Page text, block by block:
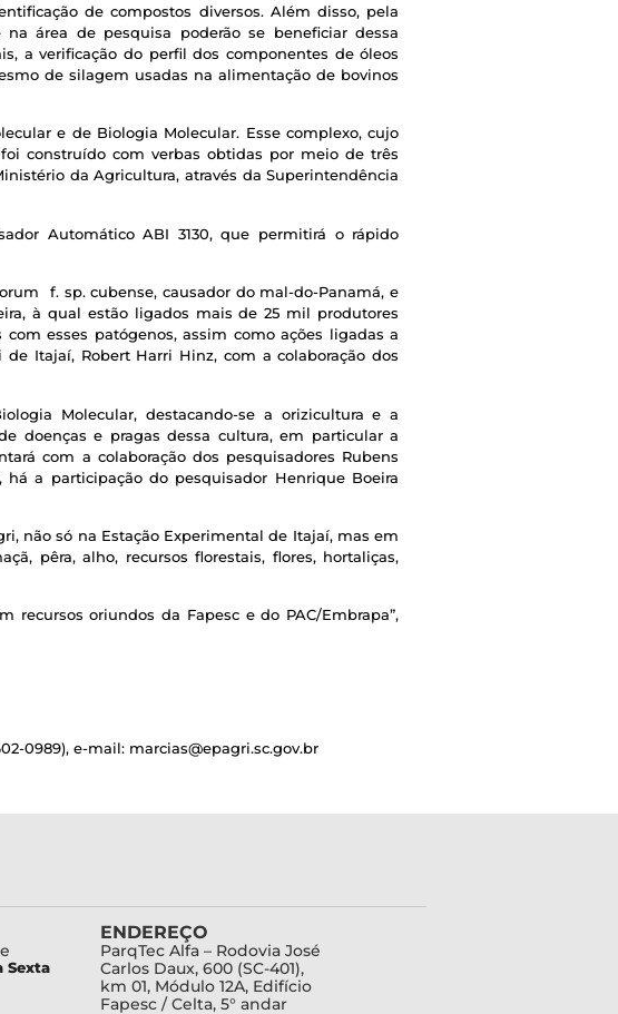
de compostos diversos. Além disso, pela
área de pesquisa poderão se beneficiar dessa
a verificação do perfil dos componentes de óleos
de silagem usadas na alimentação de bovinos
e de Biologia Molecular. Esse complexo, cujo
construído com verbas obtidas por meio de três
da Agricultura, através da Superintendência
Automático ABI 3130, que permitirá o rápido
f. sp. cubense, causador do mal-do-Panamá, e
à qual estão ligados mais de 25 mil produtores
esses patógenos, assim como ações ligadas a
Itajaí, Robert Harri Hinz, com a colaboração dos
Molecular, destacando-se a orizicultura e a
doenças e pragas dessa cultura, em particular a
com a colaboração dos pesquisadores Rubens
a participação do pesquisador Henrique Boeira
não só na Estação Experimental de Itajaí, mas em
pêra, alho, recursos florestais, flores, hortaliças,
oriundos da Fapesc e do PAC/Embrapa”,
0989), e-mail: marcias@epagri.sc.gov.br
Sexta
ENDEREÇO
ParqTec Alfa – Rodovia José
Carlos Daux, 600 (SC-401),
km 01, Módulo 12A, Edifício
Fapesc / Celta, 5° andar